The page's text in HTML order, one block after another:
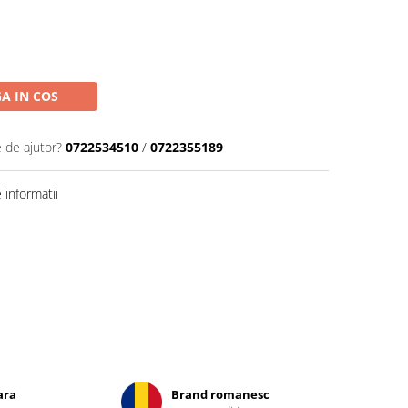
IN COS
de ajutor? 0722534510 / 0722355189
informatii
Brand romanesc